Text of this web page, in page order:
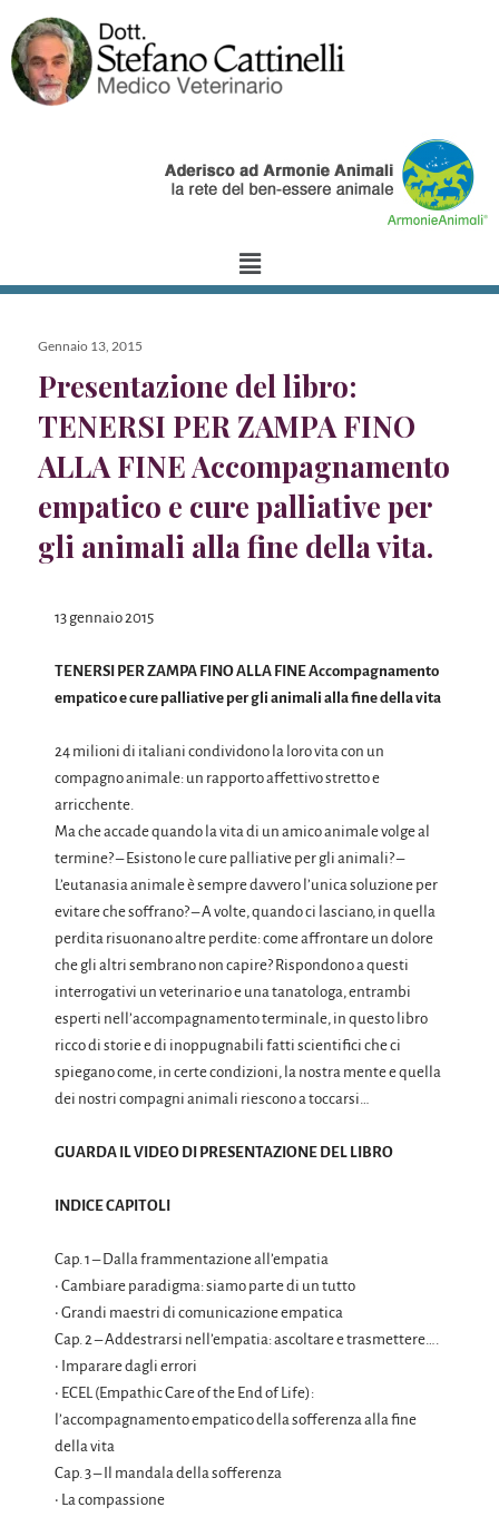
Gennaio 13, 2015
Presentazione del libro:
TENERSI PER ZAMPA FINO
ALLA FINE Accompagnamento
empatico e cure palliative per
gli animali alla fine della vita.
13 gennaio 2015
TENERSI PER ZAMPA FINO ALLA FINE Accompagnamento
empatico e cure palliative per gli animali alla fine della vita
24 milioni di italiani condividono la loro vita con un
compagno animale: un rapporto affettivo stretto e
arricchente.
Ma che accade quando la vita di un amico animale volge al
termine? – Esistono le cure palliative per gli animali? –
L’eutanasia animale è sempre davvero l’unica soluzione per
evitare che soffrano? – A volte, quando ci lasciano, in quella
perdita risuonano altre perdite: come affrontare un dolore
che gli altri sembrano non capire? Rispondono a questi
interrogativi un veterinario e una tanatologa, entrambi
esperti nell’accompagnamento terminale, in questo libro
ricco di storie e di inoppugnabili fatti scientifici che ci
spiegano come, in certe condizioni, la nostra mente e quella
dei nostri compagni animali riescono a toccarsi…
GUARDA IL VIDEO DI PRESENTAZIONE DEL LIBRO
INDICE CAPITOLI
Cap. 1 – Dalla frammentazione all’empatia
• Cambiare paradigma: siamo parte di un tutto
• Grandi maestri di comunicazione empatica
Cap. 2 – Addestrarsi nell’empatia: ascoltare e trasmettere….
• Imparare dagli errori
• ECEL (Empathic Care of the End of Life):
l’accompagnamento empatico della sofferenza alla fine
della vita
Cap. 3 – Il mandala della sofferenza
• La compassione